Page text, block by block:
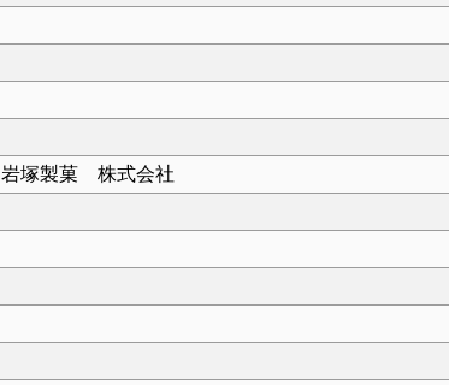
岩塚製菓 株式会社